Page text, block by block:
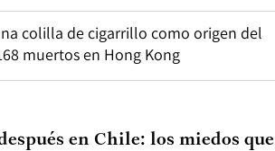
colilla de cigarrillo como origen del
muertos en Hong Kong
en Chile: los miedos que